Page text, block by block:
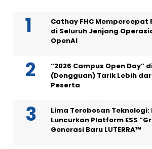
Cathay FHC Mempercepat
di Seluruh Jenjang
OpenAI
“2026 Campus Open Day”
(Dongguan) Tarik Lebih
Peserta
Lima Terobosan Teknologi:
Luncurkan Platform ESS
Generasi Baru LUTERRA™